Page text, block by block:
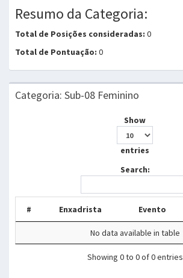
Resumo da Categoria:
Total de Posições consideradas: 0
Total de Pontuação: 0
Categoria: Sub-08 Feminino
Show
entries
Search:
# Enxadrista Evento
No data available in table
Showing 0 to 0 of 0 entries